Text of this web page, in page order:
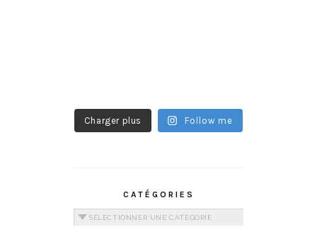
Charger plus Follow me
CATÉGORIES
Catégories